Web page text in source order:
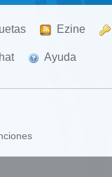
Ezine
Ayuda